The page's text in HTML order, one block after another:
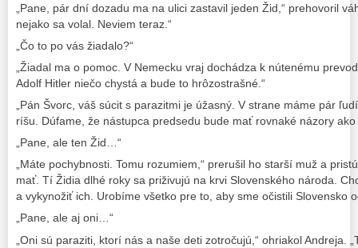
„Pane, pár dní dozadu ma na ulici zastavil jeden Žid,“ prehovoril
nejako sa volal. Neviem teraz.“
„Čo to po vás žiadalo?“
„Žiadal ma o pomoc. V Nemecku vraj dochádza k nútenému
Adolf Hitler niečo chystá a bude to hrôzostrašné.“
„Pán Švorc, váš súcit s parazitmi je úžasný. V strane máme pár
ríšu. Dúfame, že nástupca predsedu bude mať rovnaké názory ako
„Pane, ale ten Žid…“
„Máte pochybnosti. Tomu rozumiem,“ prerušil ho starší muž a
mať. Tí Židia dlhé roky sa priživujú na krvi Slovenského národa.
a vykynožiť ich. Urobíme všetko pre to, aby sme očistili Slovensko
„Pane, ale aj oni…“
„Oni sú paraziti, ktorí nás a naše deti zotročujú,“ ohriakol Andreja.